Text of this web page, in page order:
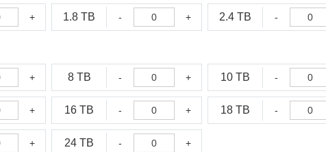
+ 1.8 TB - + 2.4 TB -
+ 8 TB - + 10 TB -
+ 16 TB - + 18 TB -
+ 24 TB - +